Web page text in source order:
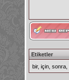
Etiketler
bir, için sonra